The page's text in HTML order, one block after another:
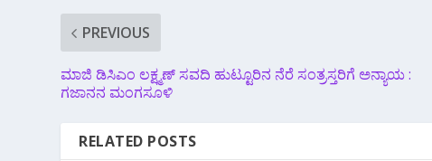
PREVIOUS
ಮಾಜಿ ಡಿಸಿಎಂ ಲಕ್ಷ್ಮಣ್ ಸವದಿ ಹುಟ್ಟೂರಿನ ನೆರೆ ಸಂತ್ರಸ್ತರಿಗೆ ಅನ್ಯಾಯ :
ಗಜಾನನ ಮಂಗಸೂಳಿ
RELATED POSTS